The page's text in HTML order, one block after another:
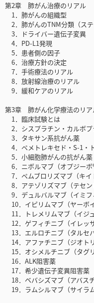
第2章 肺がん治療のリアル
1．肺がんの組織型
2．肺がんのTNM分類（ステ
3．ドライバー遺伝子変異
4．PD-L1発現
5．患者側の因子
6．治療方針の決定
7．手術療法のリアル
8．放射線治療のリアル
9．緩和ケアのリアル
第3章 肺がん化学療法のリア
1．臨床試験とは
2．シスプラチン・カルボプ
3．タキサン系抗がん薬
4．ペメトレキセド・S-1・
5．小細胞肺がんの抗がん薬
6．ニボルマブ（オプジーボ®
7．ペムブロリズマブ（キイ
8．アテゾリズマブ（テセン
9．デュルバルマブ（イミフ
10．イピリムマブ（ヤーボイ
11．トレメリムマブ（イジュ
12．ゲフィチニブ（イレッサ
13．エルロチニブ（タルセバ
14．アファチニブ（ジオトリ
15．オシメルチニブ（タグリ
16．ALK阻害薬
17．希少遺伝子変異阻害薬
18．ベバシズマブ（アバス
19．ラムシルマブ（サイラム